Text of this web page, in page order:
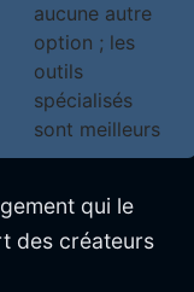
aucune autre
option ; les
outils
spécialisés
sont meilleurs
qui le
des créateurs